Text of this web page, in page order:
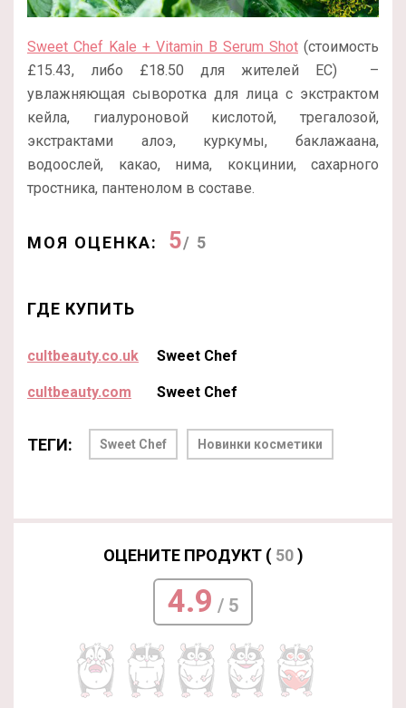
Sweet Chef Kale + Vitamin B Serum Shot (стоимость
£15.43, либо £18.50 для жителей ЕС) –
увлажняющая сыворотка для лица с экстрактом
кейла, гиалуроновой кислотой, трегалозой,
экстрактами алоэ, куркумы, баклажаана,
водоослей, какао, нима, кокцинии, сахарного
тростника, пантенолом в составе.
МОЯ ОЦЕНКА: 5/ 5
ГДЕ КУПИТЬ
cultbeauty.co.uk Sweet Chef
cultbeauty.com Sweet Chef
ТЕГИ: Sweet Chef Новинки косметики
ОЦЕНИТЕ ПРОДУКТ ( 50)
4.9 / 5